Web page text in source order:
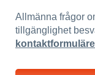
Allmänna frågor
tillgänglighet